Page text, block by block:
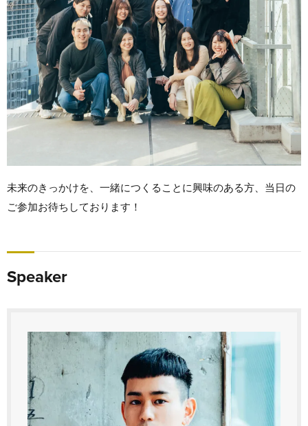
未来のきっかけを、一緒につくることに興味のある方、当日の
ご参加お待ちしております！
Speaker